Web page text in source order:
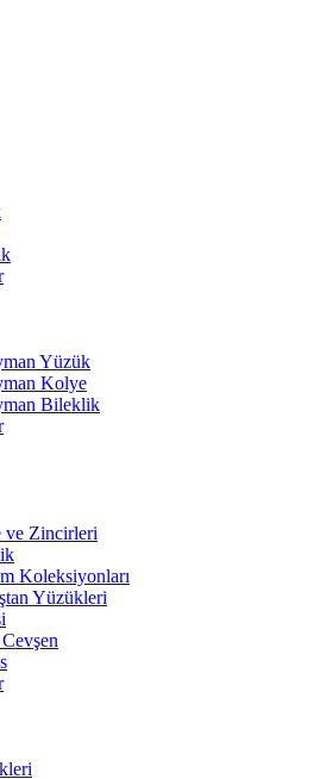
Yüzük
Kolye
Bileklik
Zincirleri
Koleksiyonları
Yüzükleri